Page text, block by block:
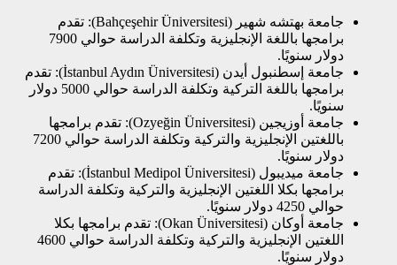
جامعة بهتشه شهير (Bahçeşehir Üniversitesi): تقدم
برامجها باللغة الإنجليزية وتكلفة الدراسة حوالي 7900
دولار سنويًا.
جامعة إسطنبول أيدن (İstanbul Aydın Üniversitesi): تقدم
برامجها باللغة التركية وتكلفة الدراسة حوالي 5000 دولار
سنويًا.
جامعة أوزيجين (Ozyeğin Üniversitesi): تقدم برامجها
باللغتين الإنجليزية والتركية وتكلفة الدراسة حوالي 7200
دولار سنويًا.
جامعة ميديبول (İstanbul Medipol Üniversitesi): تقدم
برامجها بكلا اللغتين الإنجليزية والتركية وتكلفة الدراسة
حوالي 4250 دولار سنويًا.
جامعة أوكان (Okan Üniversitesi): تقدم برامجها بكلا
اللغتين الإنجليزية والتركية وتكلفة الدراسة حوالي 4600
دولار سنويًا.